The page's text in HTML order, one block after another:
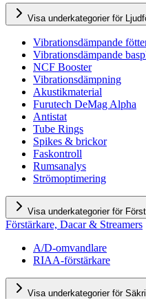
Visa underkategorier för
Vibrationsdämpande
Vibrationsdämpande
NCF Booster
Vibrationsdämpning
Akustikmaterial
Furutech DeMag Alpha
Antistat
Tube Rings
Spikes & brickor
Faskontroll
Rumsanalys
Strömoptimering
Visa underkategorier för
Förstärkare, Dacar & Streamers
A/D-omvandlare
RIAA-förstärkare
Visa underkategorier för